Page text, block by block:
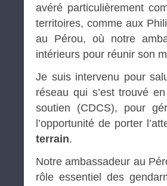
avéré particulièrement
territoires, comme aux
au Pérou, où notre
intérieurs pour réunir son
Je suis intervenu pour
réseau qui s’est trouvé
soutien (CDCS), pour
l’opportunité de porter
terrain.
Notre ambassadeur au
rôle essentiel des